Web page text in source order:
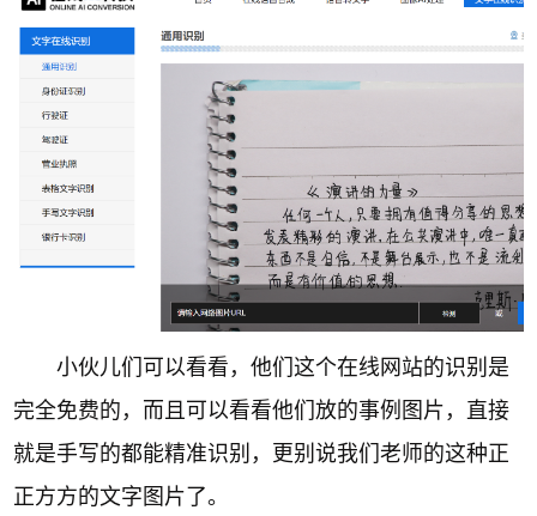
小伙儿们可以看看，他们这个在线网站的识别是
完全免费的，而且可以看看他们放的事例图片，直接
就是手写的都能精准识别，更别说我们老师的这种正
正方方的文字图片了。